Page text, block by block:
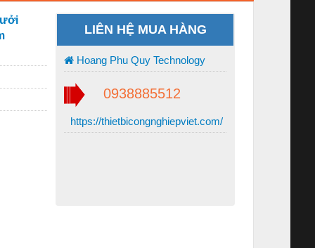
LIÊN HỆ MUA HÀNG
Hoang Phu Quy Technology
0938885512
https://thietbicongnghiepviet.com/